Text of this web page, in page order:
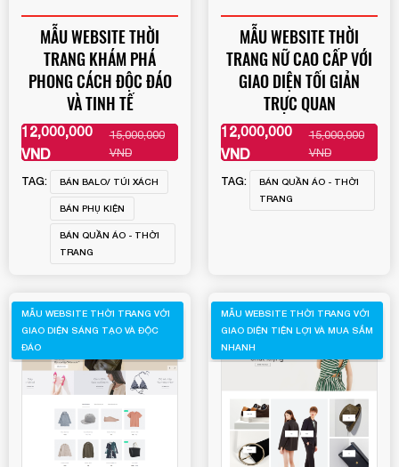
MẪU WEBSITE THỜI
TRANG KHÁM PHÁ
PHONG CÁCH ĐỘC ĐÁO
VÀ TINH TẾ
12,000,000
VND
15,000,000
VND
XEM THÊM
TAG: BÁN BALO/ TÚI XÁCH
BÁN PHỤ KIỆN
BÁN QUẦN ÁO - THỜI
TRANG
MẪU WEBSITE THỜI
TRANG NỮ CAO CẤP VỚI
GIAO DIỆN TỐI GIẢN
TRỰC QUAN
12,000,000
VND
15,000,000
VND
XEM THÊM
TAG:
BÁN QUẦN ÁO - THỜI
TRANG
MẪU WEBSITE THỜI TRANG VỚI
GIAO DIỆN SÁNG TẠO VÀ ĐỘC
ĐÁO
MẪU WEBSITE THỜI TRANG VỚI
GIAO DIỆN TIỆN LỢI VÀ MUA SẮM
NHANH